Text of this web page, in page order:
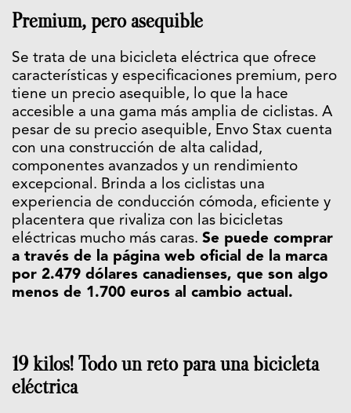
Premium, pero asequible
Se trata de una bicicleta eléctrica que ofrece
características y especificaciones premium, pero
tiene un precio asequible, lo que la hace
accesible a una gama más amplia de ciclistas. A
pesar de su precio asequible, Envo Stax cuenta
con una construcción de alta calidad,
componentes avanzados y un rendimiento
excepcional. Brinda a los ciclistas una
experiencia de conducción cómoda, eficiente y
placentera que rivaliza con las bicicletas
eléctricas mucho más caras. Se puede comprar
a través de la página web oficial de la marca
por 2.479 dólares canadienses, que son algo
menos de 1.700 euros al cambio actual.
19 kilos! Todo un reto para una bicicleta
eléctrica